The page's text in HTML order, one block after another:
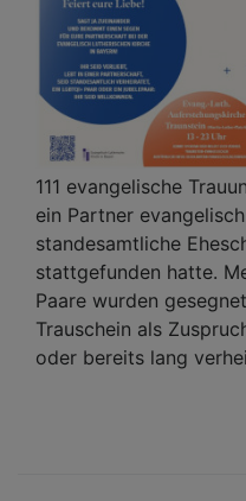
111 evangelische
ein Partner
standesamtliche
stattgefunden hatte.
Paare wurden
Trauschein als
oder bereits lang